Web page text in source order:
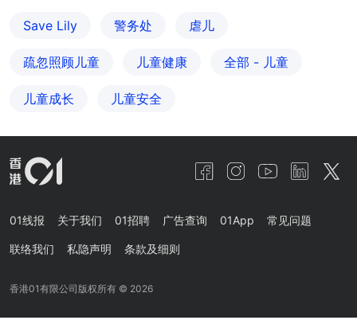
Save Lily 警务处 虐儿
疏忽照顾儿童 儿童健康 全部 - 儿童
儿童成长 儿童安全
01线报 关于我们 01招聘 广告查询 01App 常见问题
联络我们 私隐声明 条款及细则
香港01有限公司版权所有 © 2026